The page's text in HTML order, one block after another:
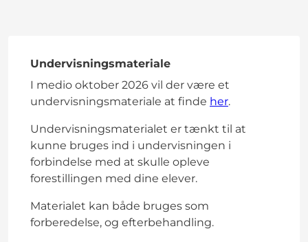
Undervisningsmateriale
I medio oktober 2026 vil der være et
undervisningsmateriale at finde her.
Undervisningsmaterialet er tænkt til at
kunne bruges ind i undervisningen i
forbindelse med at skulle opleve
forestillingen med dine elever.
Materialet kan både bruges som
forberedelse, og efterbehandling.